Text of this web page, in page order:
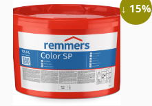
↓ 15%